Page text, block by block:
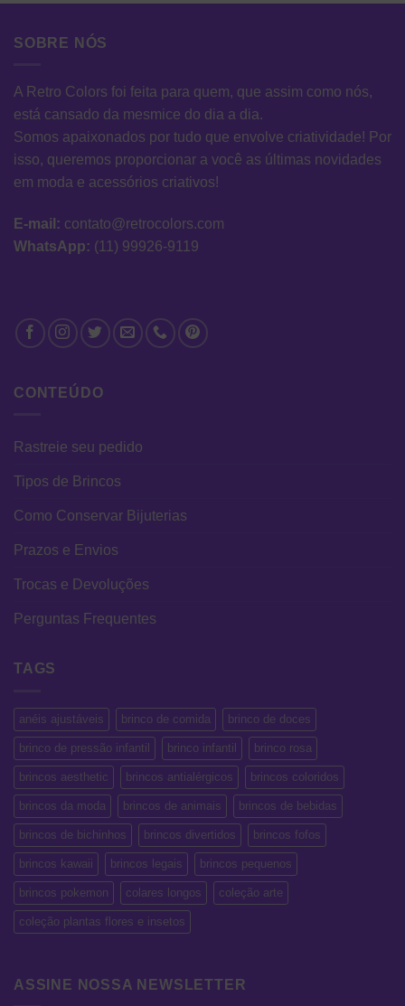
SOBRE NÓS
A Retro Colors foi feita para quem, que assim como nós,
está cansado da mesmice do dia a dia.
Somos apaixonados por tudo que envolve criatividade! Por
isso, queremos proporcionar a você as últimas novidades
em moda e acessórios criativos!
E-mail: contato@retrocolors.com
WhatsApp: (11) 99926-9119
CONTEÚDO
Rastreie seu pedido
Tipos de Brincos
Como Conservar Bijuterias
Prazos e Envios
Trocas e Devoluções
Perguntas Frequentes
TAGS
anéis ajustáveis brinco de comida brinco de doces
brinco de pressão infantil brinco infantil brinco rosa
brincos aesthetic brincos antialérgicos brincos coloridos
brincos da moda brincos de animais brincos de bebidas
brincos de bichinhos brincos divertidos brincos fofos
brincos kawaii brincos legais brincos pequenos
brincos pokemon colares longos coleção arte
coleção plantas flores e insetos
ASSINE NOSSA NEWSLETTER